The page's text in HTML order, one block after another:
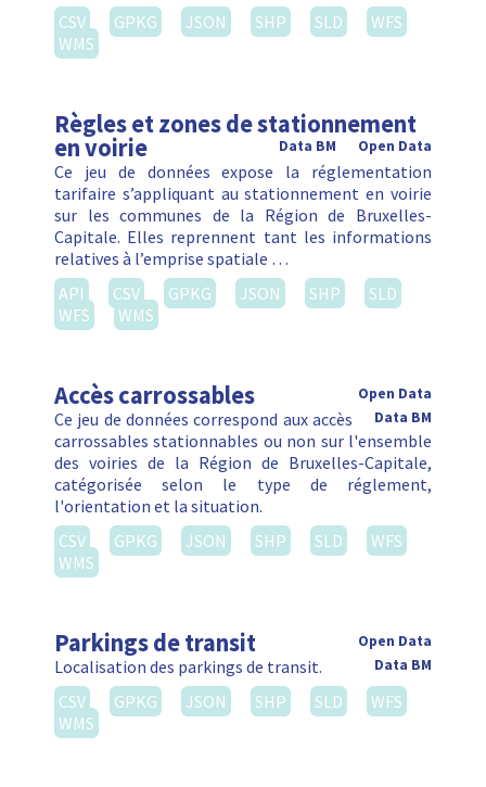
CSV
GPKG JSON SHP SLD
WFS
WMS
Règles et zones de stationnement
en voirie Open Data
Data BM
Ce jeu de données expose la réglementation
tarifaire s’appliquant au stationnement en voirie
sur les communes de la Région de Bruxelles-
Capitale. Elles reprennent tant les informations
relatives à l’emprise spatiale …
API
CSV GPKG JSON SHP
SLD
WFS
WMS
Accès carrossables
Open Data
Data BM
Ce jeu de données correspond aux accès
carrossables stationnables ou non sur l'ensemble
des voiries de la Région de Bruxelles-Capitale,
catégorisée selon le type de réglement,
l'orientation et la situation.
CSV
GPKG JSON SHP SLD
WFS
WMS
Parkings de transit
Open Data
Data BM
Localisation des parkings de transit.
CSV
GPKG JSON SHP SLD
WFS
WMS